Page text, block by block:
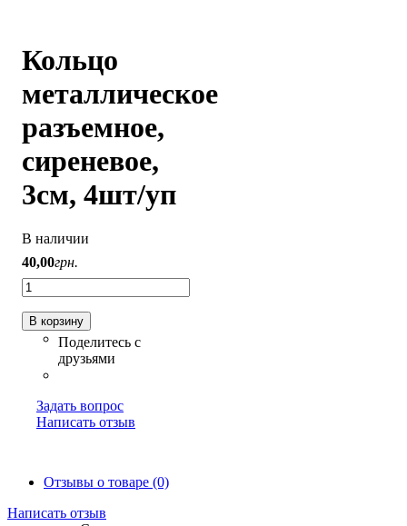
Кольцо
металлическое
разъемное,
сиреневое,
3см, 4шт/уп
В наличии
40,00грн.
В корзину
Задать вопрос
Написать отзыв
Отзывы о товаре (0)
Написать отзыв